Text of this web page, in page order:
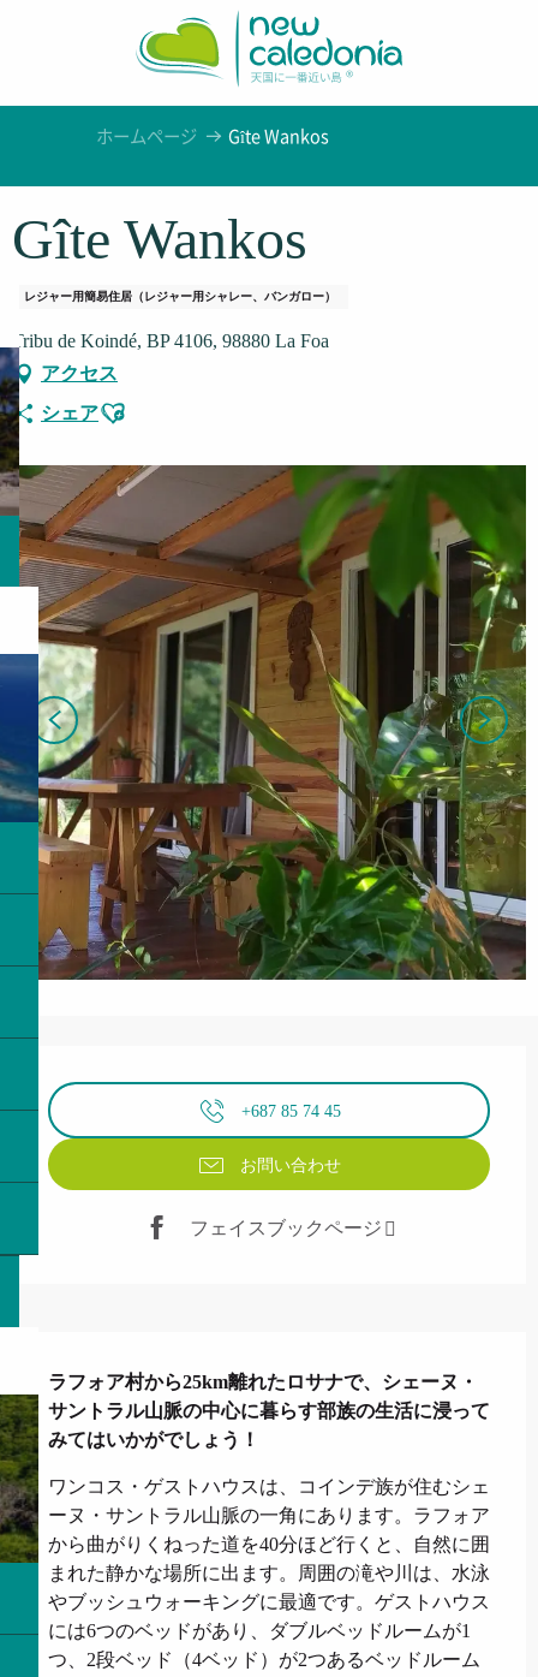
ホームページ Gîte Wankos
Gîte Wankos
レジャー用簡易住居（レジャー用シャレー、バンガロー）
Tribu de Koindé, BP 4106, 98880 La Foa
アクセス
シェアAjouter aux favoris
+687 85 74 45
お問い合わせ
フェイスブックページ
ラフォア村から25km離れたロサナで、シェーヌ・
サントラル山脈の中心に暮らす部族の生活に浸って
みてはいかがでしょう！
ワンコス・ゲストハウスは、コインデ族が住むシェ
ーヌ・サントラル山脈の一角にあります。ラフォア
から曲がりくねった道を40分ほど行くと、自然に囲
まれた静かな場所に出ます。周囲の滝や川は、水泳
やブッシュウォーキングに最適です。ゲストハウス
には6つのベッドがあり、ダブルベッドルームが1
つ、2段ベッド（4ベッド）が2つあるベッドルーム